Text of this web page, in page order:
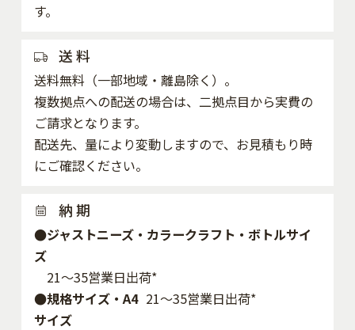
す。
送 料
送料無料（一部地域・離島除く）。
複数拠点への配送の場合は、二拠点目から実費の
ご請求となります。
配送先、量により変動しますので、お見積もり時
にご確認ください。
納 期
●ジャストニーズ・カラークラフト・ボトルサイ
ズ
21～35営業日出荷*
●規格サイズ・A4
サイズ
21～35営業日出荷*